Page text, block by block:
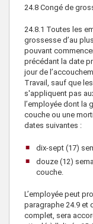
24.8 Congé de
24.8.1 Toutes les
grossesse d’au
pouvant
précédant la date
jour de
Travail, sauf que
s'appliquent pas
l’employée dont la
couche ou une
dates suivantes :
dix-sept (17)
douze (12)
couche.
L’employée peut
paragraphe 24.9 et
complet, sera